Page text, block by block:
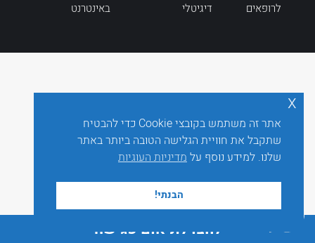
לרופאים
דיגיטלי
לחצו לתיאום פגישה
אתר זה משתמש בקובצי Cookie כדי להבטיח
שתקבל את חוויית הגלישה הטובה ביותר באתר
שלנו. למידע נוסף עלמדיניות העוגיות
הבנתי!
x